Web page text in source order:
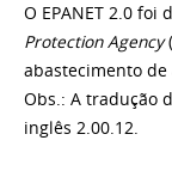
O EPANET 2.0 foi
Protection Agency
abastecimento
Obs.: A tradução
inglês 2.00.12.